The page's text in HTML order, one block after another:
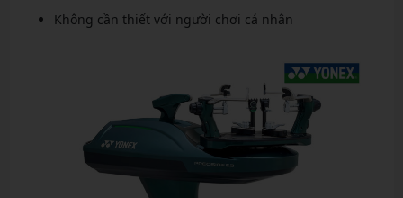
Không cần thiết với người chơi cá nhân